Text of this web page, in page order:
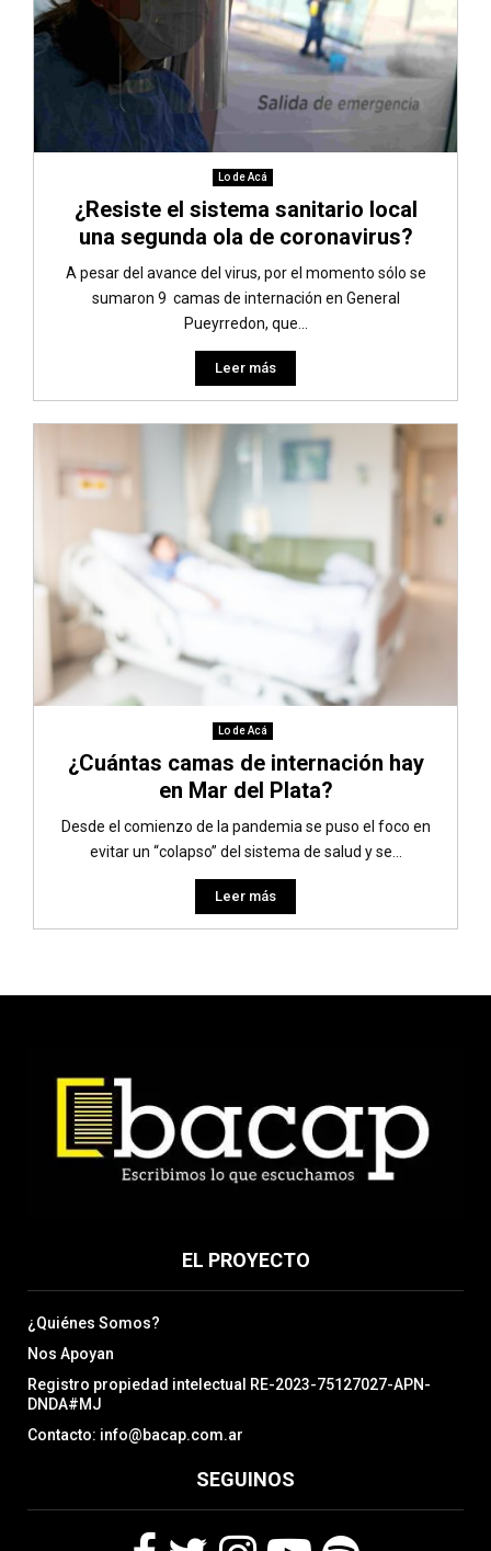
Lo de Acá
¿Resiste el sistema sanitario local
una segunda ola de coronavirus?
A pesar del avance del virus, por el momento sólo se
sumaron 9 camas de internación en General
Pueyrredon, que...
Leer más
Lo de Acá
¿Cuántas camas de internación hay
en Mar del Plata?
Desde el comienzo de la pandemia se puso el foco en
evitar un “colapso” del sistema de salud y se...
Leer más
EL PROYECTO
¿Quiénes Somos?
Nos Apoyan
Registro propiedad intelectual RE-2023-75127027-APN-
DNDA#MJ
Contacto: info@bacap.com.ar
SEGUINOS